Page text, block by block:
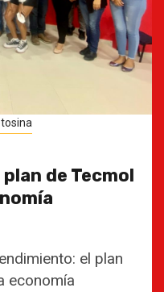
de Tecmol
el plan
economía